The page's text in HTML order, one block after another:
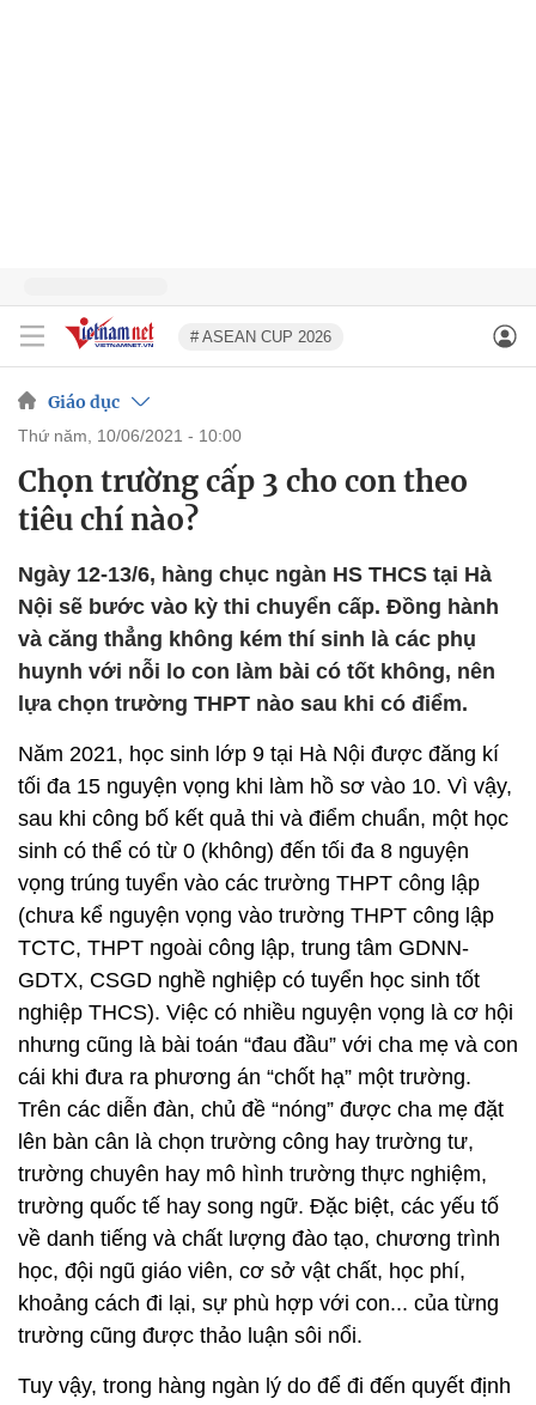
# ASEAN CUP 2026
Giáo dục
thứ năm, 10/06/2021 - 10:00
Chọn trường cấp 3 cho con theo
tiêu chí nào?
Ngày 12-13/6, hàng chục ngàn HS THCS tại Hà
Nội sẽ bước vào kỳ thi chuyển cấp. Đồng hành
và căng thẳng không kém thí sinh là các phụ
huynh với nỗi lo con làm bài có tốt không, nên
lựa chọn trường THPT nào sau khi có điểm.
Năm 2021, học sinh lớp 9 tại Hà Nội được đăng kí
tối đa 15 nguyện vọng khi làm hồ sơ vào 10. Vì vậy,
sau khi công bố kết quả thi và điểm chuẩn, một học
sinh có thể có từ 0 (không) đến tối đa 8 nguyện
vọng trúng tuyển vào các trường THPT công lập
(chưa kể nguyện vọng vào trường THPT công lập
TCTC, THPT ngoài công lập, trung tâm GDNN-
GDTX, CSGD nghề nghiệp có tuyển học sinh tốt
nghiệp THCS). Việc có nhiều nguyện vọng là cơ hội
nhưng cũng là bài toán “đau đầu” với cha mẹ và con
cái khi đưa ra phương án “chốt hạ” một trường.
Trên các diễn đàn, chủ đề “nóng” được cha mẹ đặt
lên bàn cân là chọn trường công hay trường tư,
trường chuyên hay mô hình trường thực nghiệm,
trường quốc tế hay song ngữ. Đặc biệt, các yếu tố
về danh tiếng và chất lượng đào tạo, chương trình
học, đội ngũ giáo viên, cơ sở vật chất, học phí,
khoảng cách đi lại, sự phù hợp với con... của từng
trường cũng được thảo luận sôi nổi.
Tuy vậy, trong hàng ngàn lý do để đi đến quyết định